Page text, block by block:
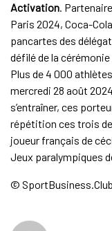
Activation.
Paris 2024, Coca-
pancartes des
défilé de la
Plus de 4 000
mercredi 28 août
s’entraîner, ces
répétition ces trois
joueur français de
Jeux paralympiques
©